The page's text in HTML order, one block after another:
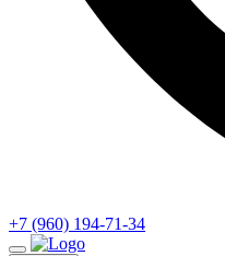
+7 (960) 194-71-34